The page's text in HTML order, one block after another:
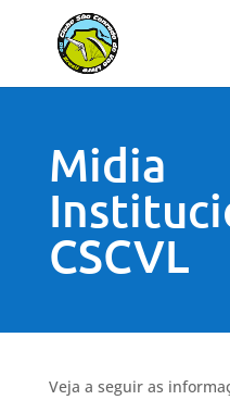
Midia
CSCVL
Veja a seguir as